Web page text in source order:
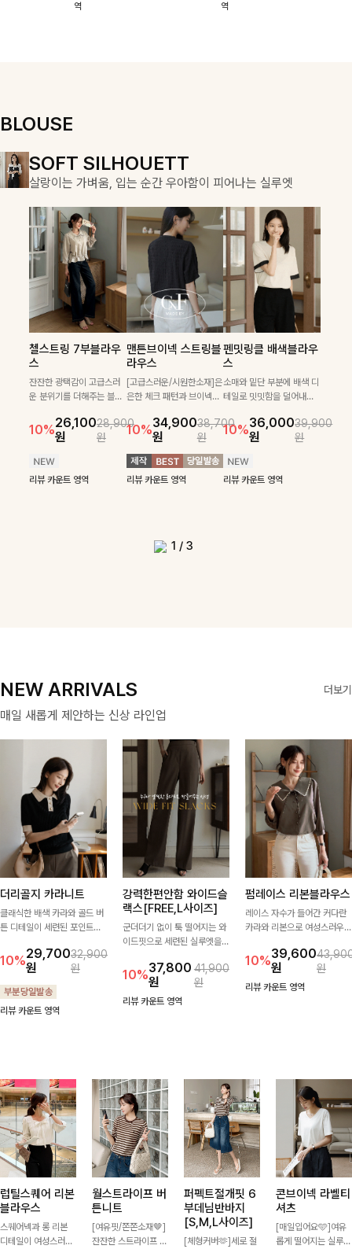
스에요🖤
역
할 수 있어요🤍
역
BLOUSE
SOFT SILHOUETT
살랑이는 가벼움, 입는 순간 우아함이 피어나는 실루엣
첼스트링 7부블라우
스
잔잔한 광택감이 고급스러
운 분위기를 더해주는 블라
프릴 밑단이 자연스럽게 실
루엣을 살려주며, 여유로운
스러운 무드를 완성해준답
니다 🤍
10%26,100
원
28,900
원
리뷰 카운트 영역
맨튼브이넥 스트링블
라우스
[고급스러운/시원한소재]은
은한 체크 패턴과 브이넥으
로 고급스러운 디테일을 넣
었으며 밑단스트링으로 핏
을 더욱 깔끔하게 잡아주는
블라우스예요 :)
10%34,900
원
38,700
원
리뷰 카운트 영역
펜밋링클 배색블라우
스
소매와 밑단 부분에 배색 디
테일로 밋밋함을 덜어내고
클 소재로 구김 걱정없이 즐
길 수 있는 블라우스랍니
10%36,000
원
39,900
원
리뷰 카운트 영역
COZY ESSENTIAL
매일의 일상을 부드럽게 감싸줄 니트 컬렉션
켐펜던트 꽈배기니트
꽈배기 짜임에 미니 펜던트
로 센스있는 아웃핏을 완성
해주는 반팔니트예요- 소프
방 소재로 누구나 부담없이
입기 좋아요
15%원
원
리뷰 카운트 영역
칠스트라이프 카라7
부니트
[골드버튼/클래식무드🤍]
스트라이프 패턴으로 데일
이템입니다 카라넥 디자인
으로 깔끔한 이미지로 만들
어 주는 7부 니트입니다 ~
10%31,900
원
35,400
원
리뷰 카운트 영역
폴딘울 골지유넥니트
[여리핏/가벼운착용감]은은
하게 더해진 울 함유 소재로
포근하면서도 가볍게 착용
짜임 디테일이 슬림한 실루
엣을 연출해주며, 부드러운
로 즐기기 좋답니다🤍
10%원
원
리뷰 카운트 영역
DOUBLE THE JOY
함께할 때 더욱 완벽한, 합리적인 선택으로 채우는 즐거움
필첸체크 스트링블라
우스+플레어스커트
SET
[활용도 좋은 투피스]은은한
테일이 어우러진 투피스 세
트입니다. 여유로운 상의와
풍성하게 퍼지는 롱스커트가
론, 단품으로도 다양하게 활
42,900
49,800
팔롬드 링클블라우스
+와이드팬츠SET
[🔥주문폭주]가볍게 살랑이
는 소재감으로 시원하고 여
+팬츠 세트 🖤 허리 밴딩 디
테일로 편안하면서도 자연스
럽게 라인 잡아주어 꾸안꾸
무드로 멋스럽게 완성!
20%30,900
원
38,600
원
리뷰 카운트 영역
헨틴링클 날개티셔츠
+치마바지SET
[텐션감↑/구김↓]가볍게
입기만 해도 코디가 완성되
럽게 퍼지는 프릴 날개 소매
가 우아한 포인트를 더해드
립니다💕 잔잔한 링클 텍스
처 소재와 편안한 허리밴딩
으로 하루 종일 산뜻하고 쾌
10%28,800
원
31,900
원
리뷰 카운트 영역
1 / 3
NEW ARRIVALS 더보기
매일 새롭게 제안하는 신상 라인업
더리골지 카라니트
클래식한 배색 카라와 골드 버
튼 디테일이 세련된 포인트를
지 짜임이 슬림한 실루엣을 연
출해 단정하면서도 여성스러운
무드를 완성해드려요.
10%29,700
원
32,900
원
리뷰 카운트 영역
강력한편안함 와이드슬
랙스[FREE,L사이즈]
군더더기 없이 툭 떨어지는 와
이드핏으로 세련된 실루엣을
끔한 디자인과 롱한 기장감으
로 다리가 길어 보이고 뒷밴딩
으로 편안하기까지-
10%37,800
원
41,900
원
리뷰 카운트 영역
펌레이스 리본블라우스
레이스 자수가 들어간 커다란
카라와 리본으로 여성스러우면
껴지는 블라우스에요🤎
10%39,600
원
원
리뷰 카운트 영역
럽틸스퀘어 리본
블라우스
스퀘어넥과 롱 리본
디테일이 여성스러운
월스트라이프 버
튼니트
[여유핏/쫀쫀소재🤎]
잔잔한 스트라이프 패
퍼펙트절개핏 6
부데님반바지
[S,M,L사이즈]
[체형커버🫶]세로 절
콘브이넥 라벨티
셔츠
[매일입어요🩵]여유
롭게 떨어지는 실루엣